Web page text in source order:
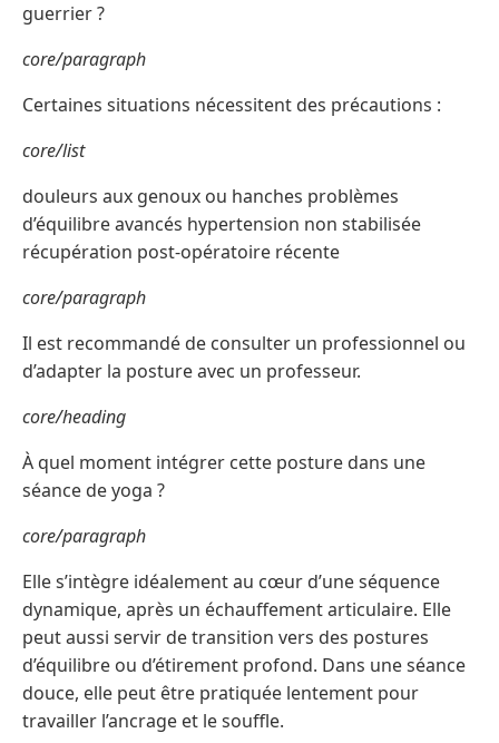
guerrier ?
core/paragraph
Certaines situations nécessitent des précautions :
core/list
douleurs aux genoux ou hanches problèmes
d’équilibre avancés hypertension non stabilisée
récupération post-opératoire récente
core/paragraph
Il est recommandé de consulter un professionnel ou
d’adapter la posture avec un professeur.
core/heading
À quel moment intégrer cette posture dans une
séance de yoga ?
core/paragraph
Elle s’intègre idéalement au cœur d’une séquence
dynamique, après un échauffement articulaire. Elle
peut aussi servir de transition vers des postures
d’équilibre ou d’étirement profond. Dans une séance
douce, elle peut être pratiquée lentement pour
travailler l’ancrage et le souffle.